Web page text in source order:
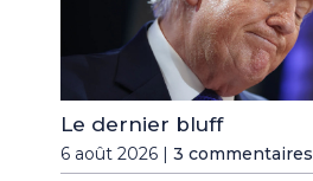
Le dernier bluff
6 août 2026 | 3 commentaires